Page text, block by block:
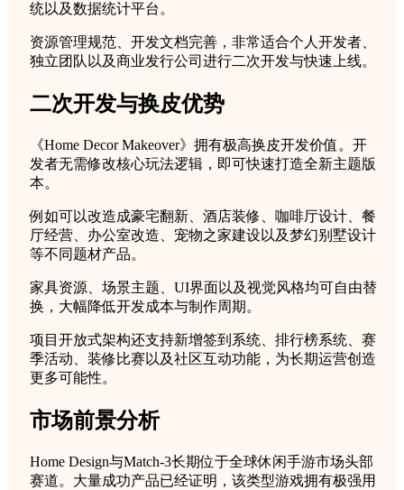
统以及数据统计平台。
资源管理规范、开发文档完善，非常适合个人开发者、
独立团队以及商业发行公司进行二次开发与快速上线。
二次开发与换皮优势
《Home Decor Makeover》拥有极高换皮开发价值。开
发者无需修改核心玩法逻辑，即可快速打造全新主题版
本。
例如可以改造成豪宅翻新、酒店装修、咖啡厅设计、餐
厅经营、办公室改造、宠物之家建设以及梦幻别墅设计
等不同题材产品。
家具资源、场景主题、UI界面以及视觉风格均可自由替
换，大幅降低开发成本与制作周期。
项目开放式架构还支持新增签到系统、排行榜系统、赛
季活动、装修比赛以及社区互动功能，为长期运营创造
更多可能性。
市场前景分析
Home Design与Match-3长期位于全球休闲手游市场头部
赛道。大量成功产品已经证明，该类型游戏拥有极强用